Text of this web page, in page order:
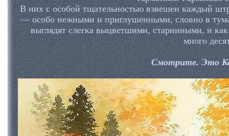
В них с особой тщательностью взвешен каждый
— особо нежными и приглушенными, словно в
выглядят слегка выцветшими, старинными, и
много
Смотрите. Это